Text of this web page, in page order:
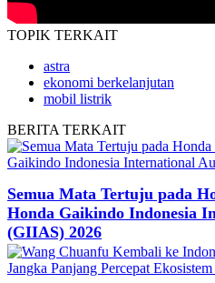
TOPIK TERKAIT
astra
ekonomi berkelanjutan
mobil listrik
BERITA TERKAIT
Semua Mata Tertuju pada
Honda Gaikindo Indonesia
(GIIAS) 2026